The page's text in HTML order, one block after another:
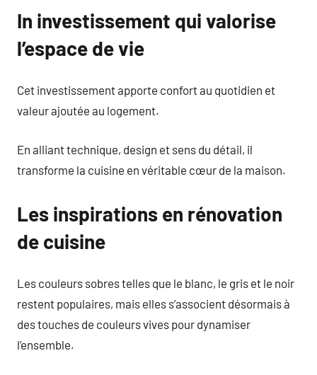
In investissement qui valorise
l’espace de vie
Cet investissement apporte confort au quotidien et
valeur ajoutée au logement.
En alliant technique, design et sens du détail, il
transforme la cuisine en véritable cœur de la maison.
Les inspirations en rénovation
de cuisine
Les couleurs sobres telles que le blanc, le gris et le noir
restent populaires, mais elles s’associent désormais à
des touches de couleurs vives pour dynamiser
l’ensemble.